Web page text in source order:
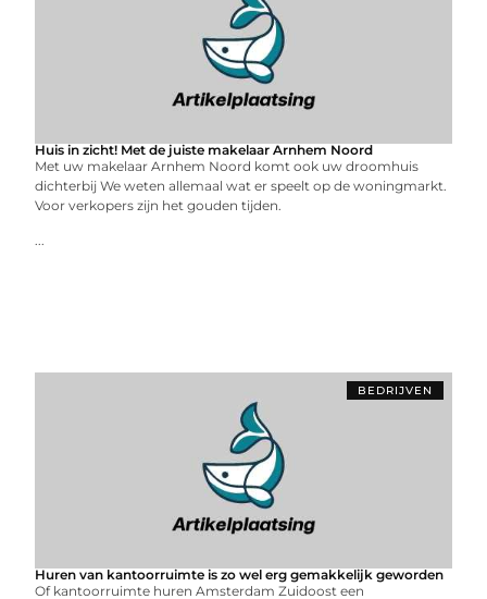
Huis in zicht! Met de juiste makelaar Arnhem Noord
Met uw makelaar Arnhem Noord komt ook uw droomhuis
dichterbij We weten allemaal wat er speelt op de woningmarkt.
Voor verkopers zijn het gouden tijden.
...
BEDRIJVEN
Huren van kantoorruimte is zo wel erg gemakkelijk geworden
Of kantoorruimte huren Amsterdam Zuidoost een